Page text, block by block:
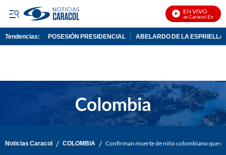
EN VIVO
Noticias Caracol En Vivo
Tendencias: POSESIÓN PRESIDENCIAL ABELARDO DE LA ESPRIELLA
Noticias Caracol / COLOMBIA / Confirman muerte de niño colombiano que